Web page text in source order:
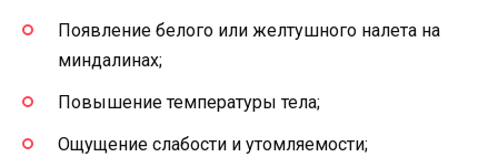
Появление белого или желтушного налета на
миндалинах;
Повышение температуры тела;
Ощущение слабости и утомляемости;